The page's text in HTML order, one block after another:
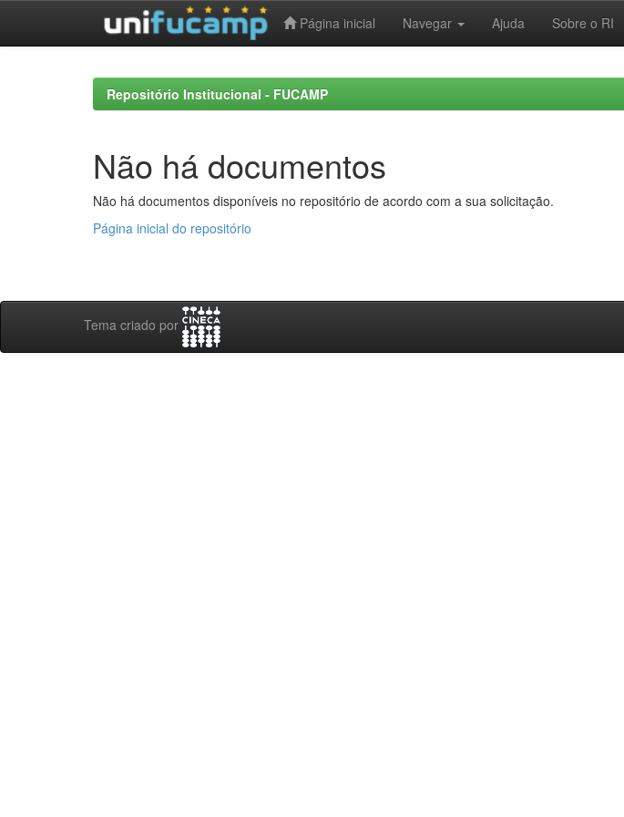
Página inicial Navegar Ajuda Sobre o RI
Repositório Institucional - FUCAMP
Não há documentos
Não há documentos disponíveis no repositório de acordo com a sua solicitação.
Página inicial do repositório
Tema criado por